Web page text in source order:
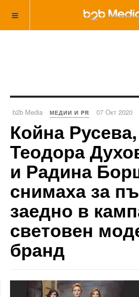
b2b Media МЕДИИ И PR 07 Окт 2020
Койна Русева,
Теодора
и Радина
снимаха за
заедно в
световен
бранд